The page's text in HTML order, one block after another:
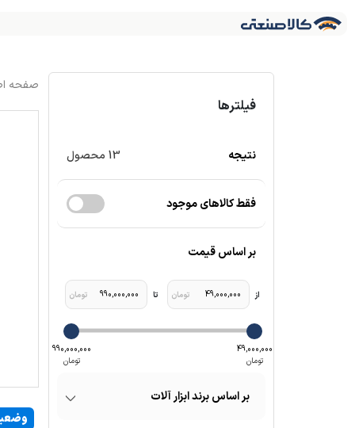
فیلترها
نتیجه 13 محصول
فقط کالاهای موجود
بر اساس قیمت
49,000,000
990,000,000
برند ابزار آلات